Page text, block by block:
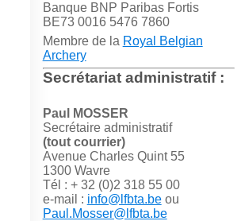
Banque BNP Paribas Fortis
BE73 0016 5476 7860
Membre de la Royal Belgian
Archery
Secrétariat administratif :
Paul MOSSER
Secrétaire administratif
(tout courrier)
Avenue Charles Quint 55
1300 Wavre
Tél : + 32 (0)2 318 55 00
e-mail : info@lfbta.beou
Paul.Mosser@lfbta.be